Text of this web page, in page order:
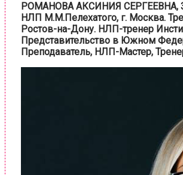
РОМАНОВА АКСИНИЯ СЕРГЕЕВНА,
НЛП М.М.Пелехатого, г. Москва.
Ростов-на-Дону. НЛП-тренер
Представительство в Южном
Преподаватель, НЛП-Мастер,